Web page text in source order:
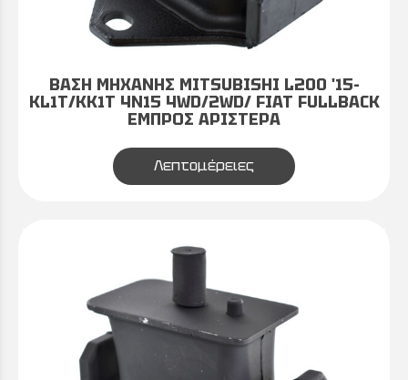
ΒΑΣΗ ΜΗΧΑΝΗΣ MITSUBISHI L200 '15-
KL1T/KK1T 4N15 4WD/2WD/ FIAT FULLBACK
ΕΜΠΡΟΣ ΑΡΙΣΤΕΡΑ
Λεπτομέρειες